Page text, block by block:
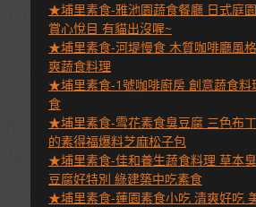
★埔里素食-雅池園蔬食餐廳 日式庭
賞心悅目 有貓出沒喔~
★埔里素食-河堤慢食 木質咖啡廳風
爽蔬食料理
★埔里素食-1號咖啡廚房 創意蔬食料
食
★埔里素食-雪花素食臭豆腐 三色布
的素得福爆料芝麻松子包
★埔里素食-佳和養生蔬食料理 草本
豆腐好特別 綠建築中吃素食
★埔里素食-蓮園素食小吃 清爽好吃